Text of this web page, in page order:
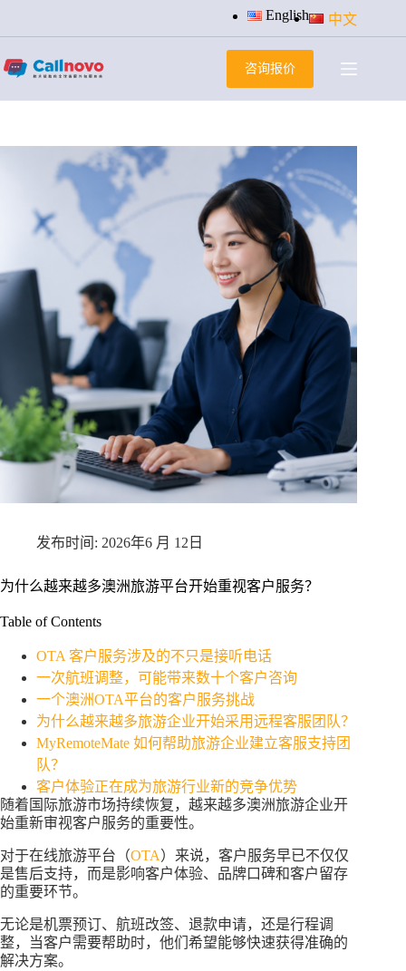
过
容
English 中文
咨询报价
2026年6 月 12日
为什么越来越多澳洲旅游平台开始重视客户服务？
Table of Contents
OTA 客户服务涉及的不只是接听电话
一次航班调整，可能带来数十个客户咨询
一个澳洲OTA平台的客户服务挑战
为什么越来越多旅游企业开始采用远程客服团队？
MyRemoteMate 如何帮助旅游企业建立客服支持团
队？
客户体验正在成为旅游行业新的竞争优势
随着国际旅游市场持续恢复，越来越多澳洲旅游企业开
始重新审视客户服务的重要性。
对于在线旅游平台（OTA）来说，客户服务早已不仅仅
是售后支持，而是影响客户体验、品牌口碑和客户留存
的重要环节。
无论是机票预订、航班改签、退款申请，还是行程调
整，当客户需要帮助时，他们希望能够快速获得准确的
解决方案。